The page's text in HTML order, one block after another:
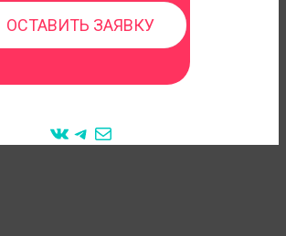
ОСТАВИТЬ ЗАЯВКУ
VKTelegram
Mail